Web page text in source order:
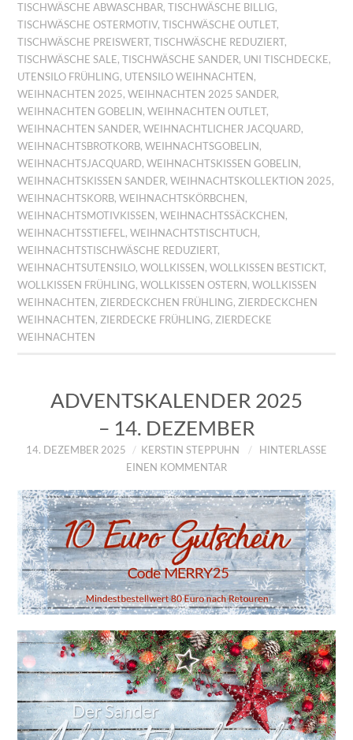
TISCHWÄSCHE ABWASCHBAR,TISCHWÄSCHE BILLIG,
TISCHWÄSCHE OSTERMOTIV,TISCHWÄSCHE OUTLET,
TISCHWÄSCHE PREISWERT,TISCHWÄSCHE REDUZIERT,
TISCHWÄSCHE SALE,TISCHWÄSCHE SANDER, UNI TISCHDECKE,
UTENSILO FRÜHLING, UTENSILO WEIHNACHTEN,
WEIHNACHTEN 2025,WEIHNACHTEN 2025 SANDER,
WEIHNACHTEN GOBELIN,WEIHNACHTEN OUTLET,
WEIHNACHTEN SANDER,WEIHNACHTLICHER JACQUARD,
WEIHNACHTSBROTKORB,WEIHNACHTSGOBELIN,
WEIHNACHTSJACQUARD,WEIHNACHTSKISSEN GOBELIN,
WEIHNACHTSKISSEN SANDER,WEIHNACHTSKOLLEKTION 2025,
WEIHNACHTSKORB,WEIHNACHTSKÖRBCHEN,
WEIHNACHTSMOTIVKISSEN,WEIHNACHTSSÄCKCHEN,
WEIHNACHTSSTIEFEL ,WEIHNACHTSTISCHTUCH,
WEIHNACHTSTISCHWÄSCHE REDUZIERT,
WEIHNACHTSUTENSILO,WOLLKISSEN,WOLLKISSEN BESTICKT,
WOLLKISSEN FRÜHLING,WOLLKISSEN OSTERN,WOLLKISSEN
WEIHNACHTEN, ZIERDECKCHEN FRÜHLING, ZIERDECKCHEN
WEIHNACHTEN, ZIERDECKE FRÜHLING, ZIERDECKE
WEIHNACHTEN
ADVENTSKALENDER 2025
– 14. DEZEMBER
14. DEZEMBER 2025 KERSTIN STEPPUHN
HINTERLASSE
EINEN KOMMENTAR